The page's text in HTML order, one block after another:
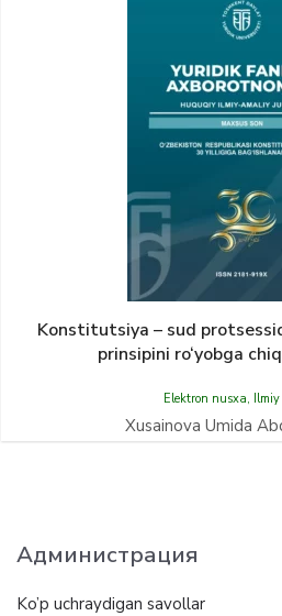
Konstitutsiya – sud
prinsipini ro‘yobga
Elektron nusxa,
Xusainova Umida
Администрация
Ko’p uchraydigan savollar